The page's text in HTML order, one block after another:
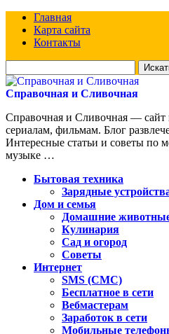
Главная
Карта сайта
Контакты
для:
Справочная и Сливочная
Справочная и Сливочная —
сериалам, фильмам. Блог
Интересные статьи и советы по
музыке …
Бытовая техника
Зарядные
Дом и семья
Домашние
Кулинария
Сад и огород
Советы
Интернет
SMS (СМС)
Бесплатное в сети
Вебмастерам
Заработок в сети
Мобильные